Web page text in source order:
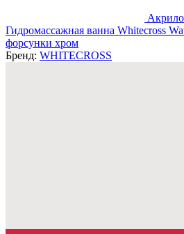
Гидромассажная ванна Whitecross
форсунки хром
Бренд: WHITECROSS